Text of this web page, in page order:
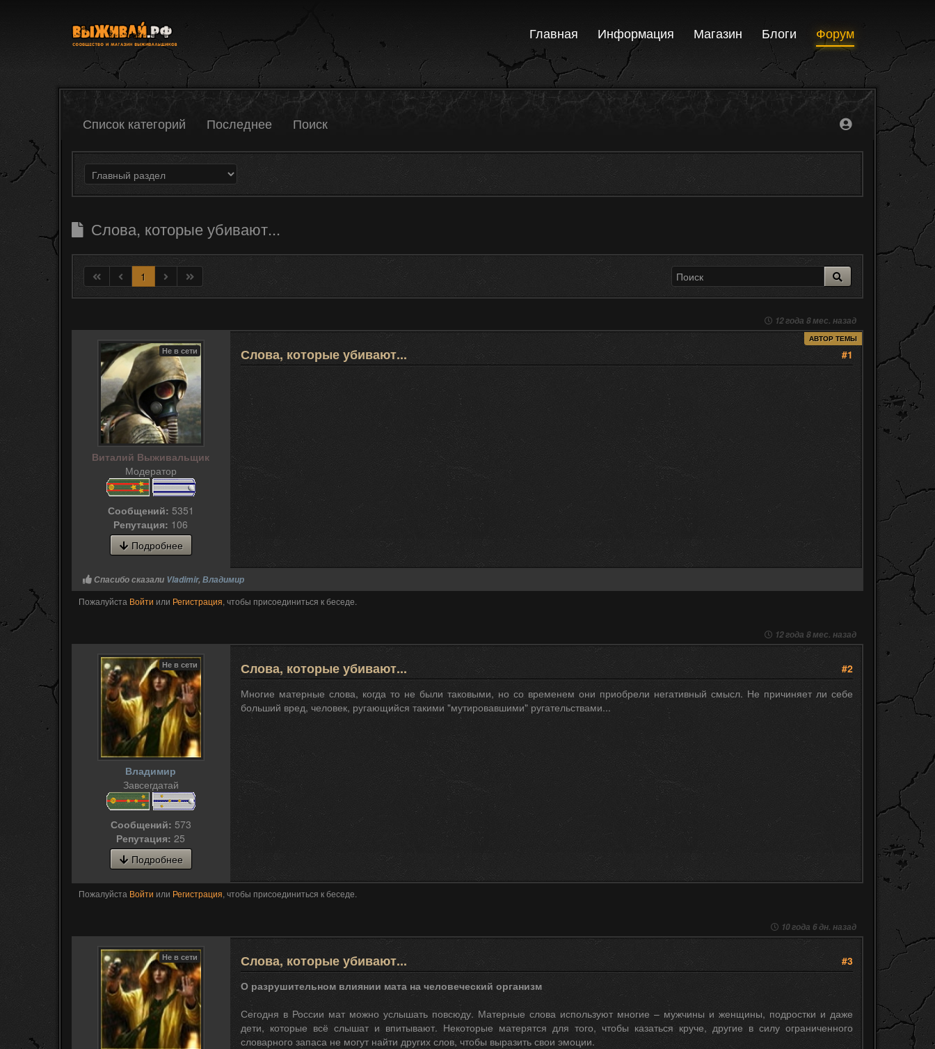
Главная Информация Магазин Блоги Форум
Список категорий Последнее Поиск
Слова, которые убивают...
1
12 года 8 мес. назад
Не в сети
Виталий Выживальщик
Модератор
Сообщений: 5351
Репутация: 106
Подробнее
АВТОР ТЕМЫ
Слова, которые убивают... #1
Спасибо сказали Vladimir, Владимир
Пожалуйста Войти или Регистрация, чтобы присоединиться к беседе.
12 года 8 мес. назад
Не в сети
Владимир
Завсегдатай
Сообщений: 573
Репутация: 25
Подробнее
Слова, которые убивают...
#2
Многие матерные слова, когда то не были таковыми, но со временем они приобрели негативный смысл. Не причиняет ли себе
больший вред, человек, ругающийся такими "мутировавшими" ругательствами...
Пожалуйста Войти или Регистрация, чтобы присоединиться к беседе.
10 года 6 дн. назад
Не в сети Слова, которые убивают...
#3
О разрушительном влиянии мата на человеческий организм
Сегодня в России мат можно услышать повсюду. Матерные слова используют многие – мужчины и женщины, подростки и даже
дети, которые всё слышат и впитывают. Некоторые матерятся для того, чтобы казаться круче, другие в силу ограниченного
словарного запаса не могут найти других слов, чтобы выразить свои эмоции.